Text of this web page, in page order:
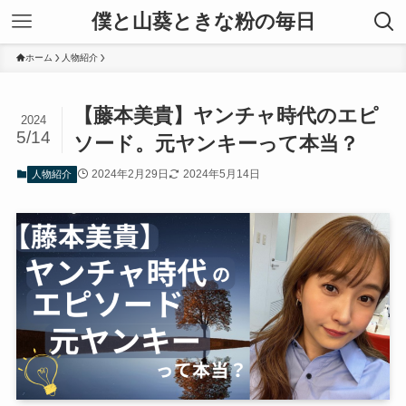
僕と山葵ときな粉の毎日
ホーム 人物紹介
【藤本美貴】ヤンチャ時代のエピ
ソード。元ヤンキーって本当？
2024
5/14
人物紹介 2024年2月29日 2024年5月14日